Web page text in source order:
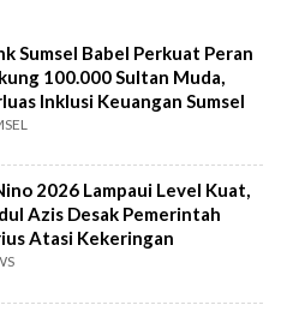
Sumsel Babel Perkuat Peran
100.000 Sultan Muda,
Inklusi Keuangan Sumsel
2026 Lampaui Level Kuat,
Azis Desak Pemerintah
Atasi Kekeringan